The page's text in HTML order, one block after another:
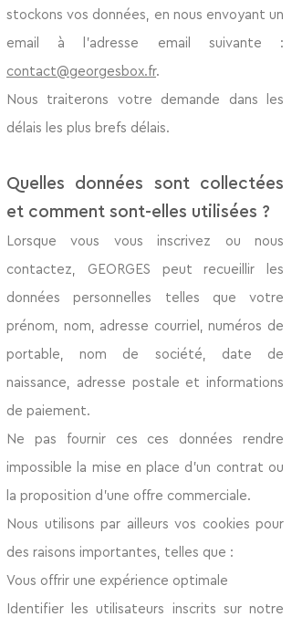
stockons vos données, en nous envoyant un
email à l’adresse email suivante :
contact@georgesbox.fr.
Nous traiterons votre demande dans les
délais les plus brefs délais.
Quelles données sont collectées
et comment sont-elles utilisées ?
Lorsque vous vous inscrivez ou nous
contactez, GEORGES peut recueillir les
données personnelles telles que votre
prénom, nom, adresse courriel, numéros de
portable, nom de société, date de
naissance, adresse postale et informations
de paiement.
Ne pas fournir ces ces données rendre
impossible la mise en place d’un contrat ou
la proposition d’une offre commerciale.
Nous utilisons par ailleurs vos cookies pour
des raisons importantes, telles que :
Vous offrir une expérience optimale
Identifier les utilisateurs inscrits sur notre